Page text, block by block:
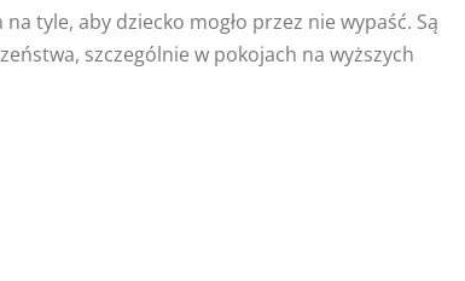
tyle, aby dziecko mogło przez nie wypaść. Są
szczególnie w pokojach na wyższych